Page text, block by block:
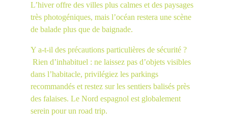
L’hiver offre des villes plus calmes et des paysages
très photogéniques, mais l’océan restera une scène
de balade plus que de baignade.
Y a-t-il des précautions particulières de sécurité ?
dans l’habitacle, privilégiez les parkings
recommandés et restez sur les sentiers balisés près
des falaises. Le Nord espagnol est globalement
serein pour un road trip.